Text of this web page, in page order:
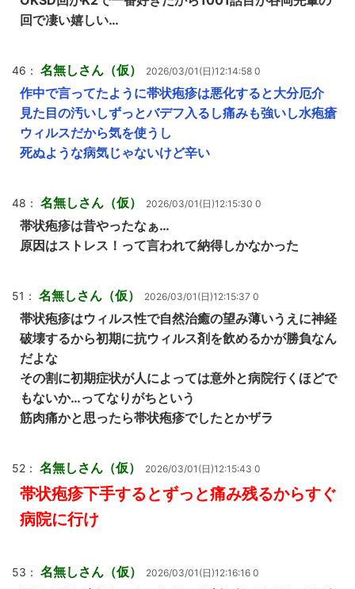
回で凄い嬉しい…
46： 名無しさん（仮） 2026/03/01(日)12:14:58 0
作中で言ってたように帯状疱疹は悪化すると大分厄介
見た目の汚いしずっとバデフ入るし痛みも強いし水疱瘡
ウィルスだから気を使うし
死ぬような病気じゃないけど辛い
48： 名無しさん（仮） 2026/03/01(日)12:15:30 0
帯状疱疹は昔やったなぁ…
原因はストレス！って言われて納得しかなかった
51： 名無しさん（仮） 2026/03/01(日)12:15:37 0
帯状疱疹はウィルス性で自然治癒の望み薄いうえに神経
破壊するから初期に抗ウィルス剤を飲めるかが勝負なん
だよな
その割に初期症状が人によっては意外と病院行くほどで
もないか…ってなりがちという
筋肉痛かと思ったら帯状疱疹でしたとかザラ
52： 名無しさん（仮） 2026/03/01(日)12:15:43 0
帯状疱疹下手するとずっと痛み残るからすぐ
病院に行け
53： 名無しさん（仮） 2026/03/01(日)12:16:16 0